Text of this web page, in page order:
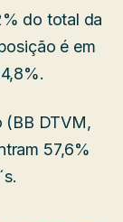
do total da
é em
(BB DTVM,
57,6%